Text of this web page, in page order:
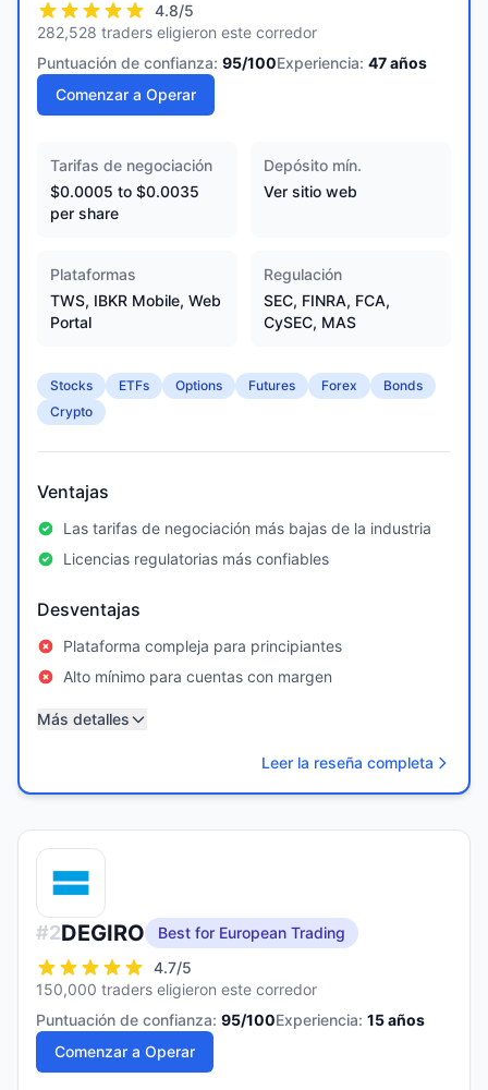
4.8/5
282,528 traders eligieron este corredor
Puntuación de confianza: 95/100Experiencia: 47años
Comenzar a Operar
Tarifas de negociación
$0.0005 to $0.0035
per share
Depósito mín.
Ver sitio web
Plataformas
TWS, IBKR Mobile, Web
Portal
Regulación
SEC, FINRA, FCA,
CySEC, MAS
Stocks ETFs Options Futures Forex
Bonds
Crypto
Ventajas
Las tarifas de negociación más bajas de la industria
Licencias regulatorias más confiables
Desventajas
Plataforma compleja para principiantes
Alto mínimo para cuentas con margen
Más detalles
Leer la reseña completa
#2DEGIRO
Best for European Trading
4.7/5
150,000 traders eligieron este corredor
Puntuación de confianza: 95/100Experiencia: 15años
Comenzar a Operar